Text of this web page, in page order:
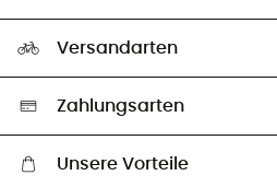
Vertrag widerrufen
Unsere Botschafter
Auswahl an nachhaltigen Produkten
Versandarten
Zahlungsarten
Unsere Vorteile